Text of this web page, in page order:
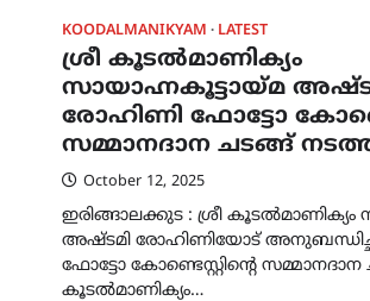
KOODALMANIKYAM LATEST
ശ്രീ കൂടൽമാണിക്യം
സായാഹ്നകൂട്ടായ്മ
രോഹിണി ഫോട്ടോ
സമ്മാനദാന ചടങ്ങ്
October 12, 2025
ഇരിങ്ങാലക്കുട : ശ്രീ കൂടൽമാണിക്യം
അഷ്ടമി രോഹിണിയോട്
ഫോട്ടോ കോണ്ടെസ്റ്റിന്റെ സമ്മാനദാന
കൂടൽമാണിക്യം…